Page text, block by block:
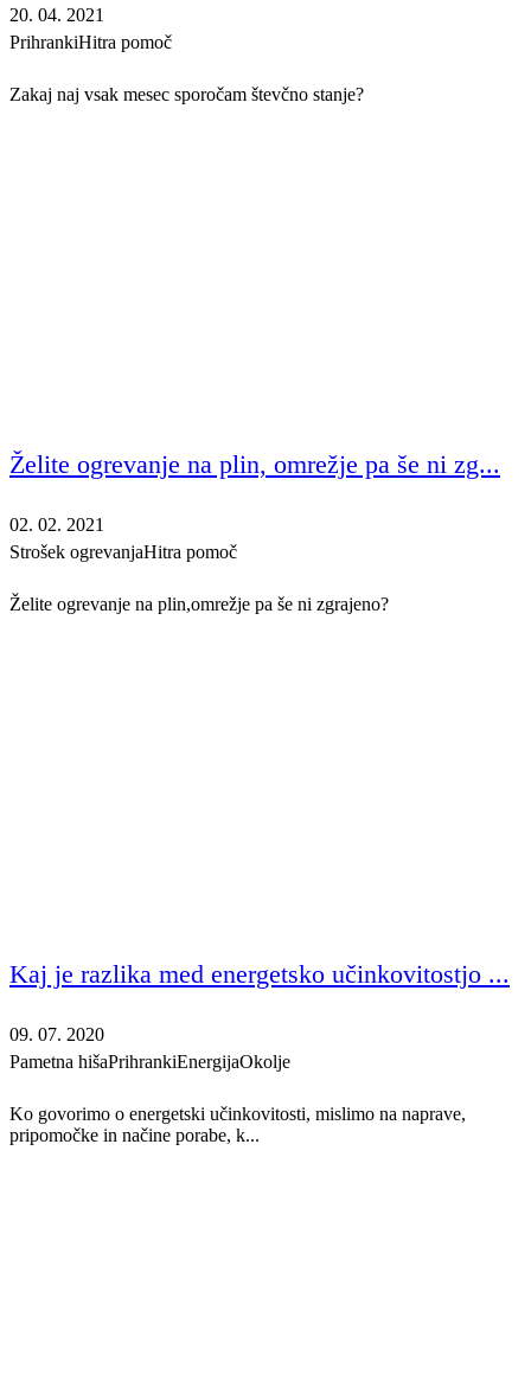
20. 04. 2021
PrihrankiHitra pomoč
Zakaj naj vsak mesec sporočam števčno stanje?
Želite ogrevanje na plin, omrežje pa še ni zg...
02. 02. 2021
Strošek ogrevanjaHitra pomoč
Želite ogrevanje na plin,omrežje pa še ni zgrajeno?
Kaj je razlika med energetsko učinkovitostjo ...
09. 07. 2020
Pametna hišaPrihrankiEnergijaOkolje
Ko govorimo o energetski učinkovitosti, mislimo na naprave,
pripomočke in načine porabe, k...